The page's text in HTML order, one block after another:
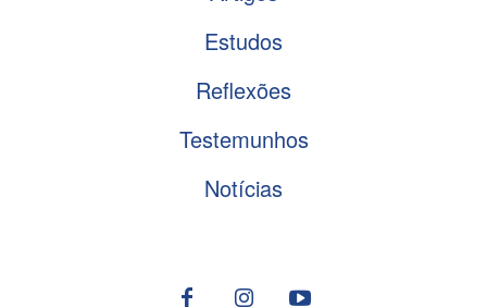
Estudos
Reflexões
Testemunhos
Notícias